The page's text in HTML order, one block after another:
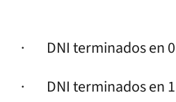
· DNI terminados en
· DNI terminados en